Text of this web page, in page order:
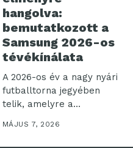
hangolva:
bemutatkozott a
Samsung 2026-os
tévékínálata
A 2026-os év a nagy nyári
futballtorna jegyében
telik, amelyre a
Samsung...
MÁJUS 7, 2026